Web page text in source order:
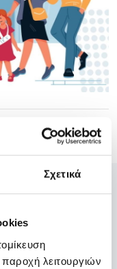
Σχετικά
λειτουργιών